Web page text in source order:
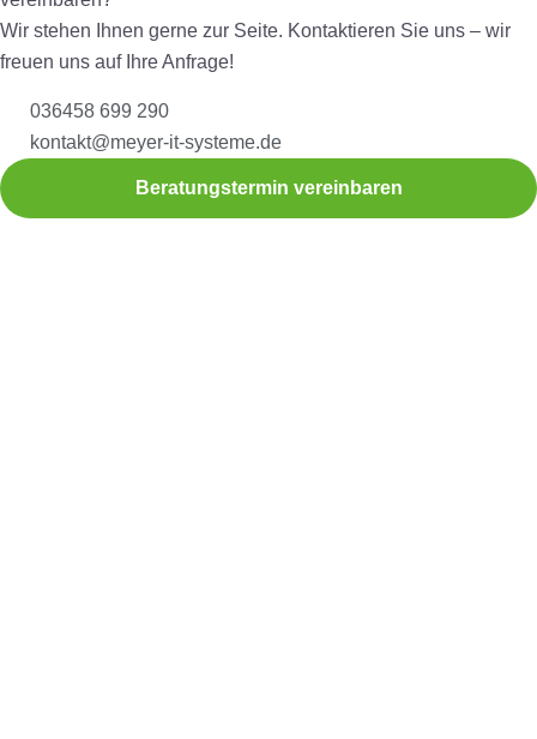
Wir stehen Ihnen gerne zur Seite. Kontaktieren Sie uns – wir
freuen uns auf Ihre Anfrage!
036458 699 290
kontakt@meyer-it-systeme.de
Beratungstermin vereinbaren